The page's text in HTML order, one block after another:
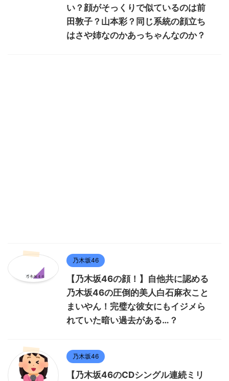
い？顔がそっくりで似ているのは前
田敦子？山本彩？同じ系統の顔立ち
はさや姉なのかあっちゃんなのか？
乃木坂46
【乃木坂46の顔！】自他共に認める
乃木坂46の圧倒的美人白石麻衣こと
まいやん！完璧な彼女にもイジメら
れていた暗い過去がある…？
乃木坂46
【乃木坂46のCDシングル連続ミリ